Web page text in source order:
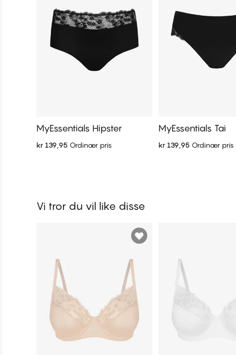
MyEssentials Hipster
kr 139,95 Ordinær pris
MyEssentials Tai
kr 139,95 Ordinær pris
Vi tror du vil like disse